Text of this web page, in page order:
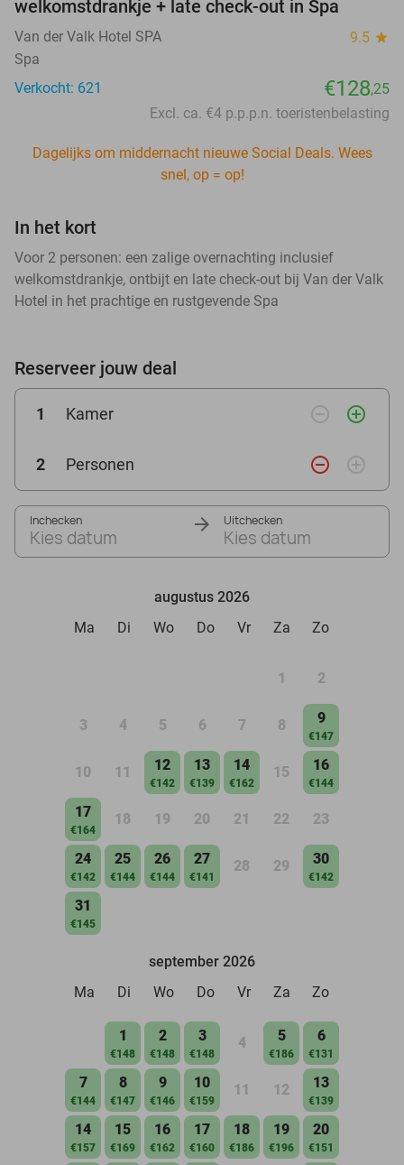
welkomstdrankje + late check-out in Spa
Van der Valk Hotel SPA 9.5 star
Spa
Verkocht: 621
€128,25
Excl. ca. €4 p.p.p.n. toeristenbelasting
Dagelijks om middernacht nieuwe Social Deals. Wees
snel, op = op!
In het kort
Voor 2 personen: een zalige overnachting inclusief
welkomstdrankje, ontbijt en late check-out bij Van der Valk
Hotel in het prachtige en rustgevende Spa
Reserveer jouw deal
1 Kamer remove_circle_outline add_circle_outline
2 Personen remove_circle_outline add_circle_outline
Inchecken
Kies datum
Uitchecken
Kies datum
augustus 2026
Ma
Di Wo Do Vr Za Zo
1 2
3 4 5 6 7 8 9
€147
10 11 12
€142
13
€139
14
€162
15 16
€144
17
€164
18 19 20 21 22 23
24
€142
25
€144
26
€144
27
€141
28 29 30
€142
31
€145
september 2026
Ma
Di Wo Do Vr Za Zo
1
€148
2
€148
3
€148
4 5
€186
6
€131
7
€144
8
€147
9
€146
10
€159
11 12 13
€139
14
€157
15
€169
16
€162
17
€160
18
€186
19
€196
20
€151